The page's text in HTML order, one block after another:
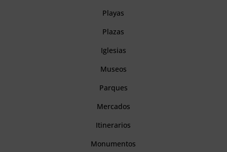
Playas
Plazas
Iglesias
Museos
Parques
Mercados
Itinerarios
Monumentos